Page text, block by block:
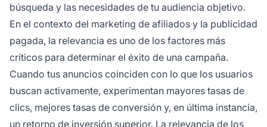
búsqueda y las necesidades de tu audiencia objetivo.
En el contexto del marketing de afiliados y la publicidad
pagada, la relevancia es uno de los factores más
críticos para determinar el éxito de una campaña.
Cuando tus anuncios coinciden con lo que los usuarios
buscan activamente, experimentan mayores tasas de
clics, mejores tasas de conversión y, en última instancia,
un retorno de inversión superior. La relevancia de los